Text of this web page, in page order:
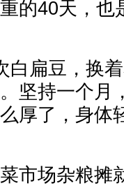
的40天，也
白扁豆，换
坚持一个月
厚了，身体
市场杂粮摊